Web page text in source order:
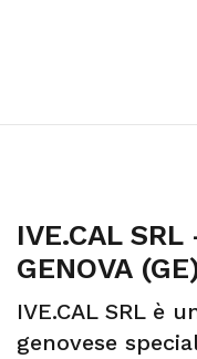
IVE.CAL
GENOVA
IVE.CAL SRL è
genovese